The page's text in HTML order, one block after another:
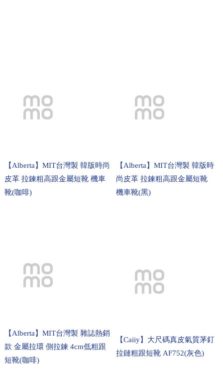
【Alberta】MIT台灣製 韓版時尚
皮革 拉鍊粗高跟金屬短靴 機車
靴(咖啡)
【Alberta】MIT台灣製 韓版時
尚皮革 拉鍊粗高跟金屬短靴
機車靴(黑)
【Alberta】MIT台灣製 雜誌熱銷
款 金屬拉環 側拉鍊 4cm低粗跟
短靴(咖啡)
【Caiiy】大尺碼真皮氣質茅釘
拉鏈粗跟短靴 AF752(灰色)